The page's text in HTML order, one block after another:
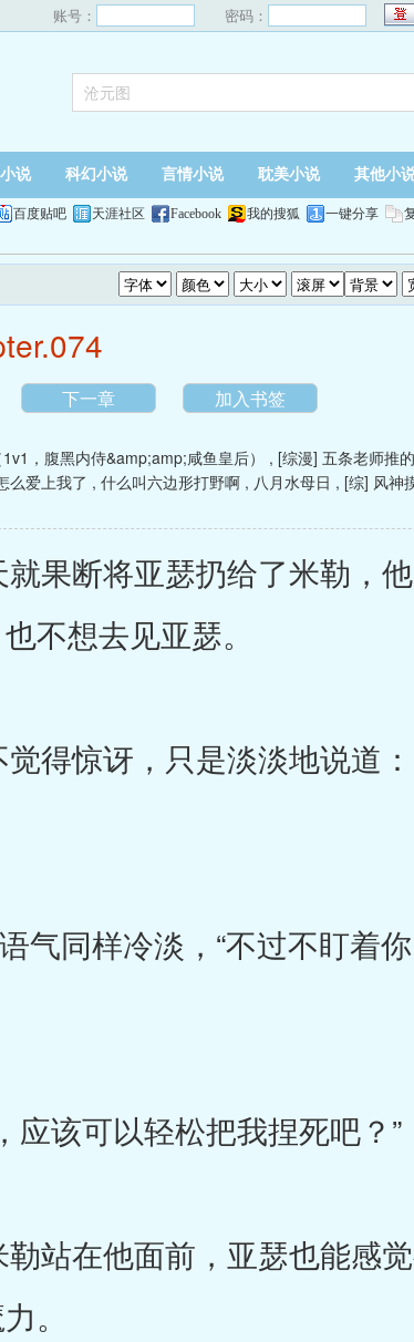
账号： 密码：
说 科幻小说 言情小说 耽美小说 其他小
百度贴吧 天涯社区 Facebook 我的搜狐 一键分享
下一章 加入书签
，腹黑内侍&amp;amp;咸鱼皇后） , [综漫] 五条老师推
么爱上我了 , 什么叫六边形打野啊 , 八月水母日 , [综] 风神
果断将亚瑟扔给了米勒，
不想去见亚瑟。
得惊讶，只是淡淡地说道：
气同样冷淡，“不过不盯着
该可以轻松把我捏死吧？”
站在他面前，亚瑟也能感
。